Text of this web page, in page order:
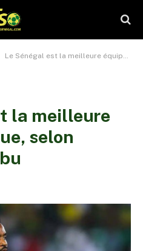
Le Sénégal est la meilleure équipe d’Afrique, selon Cédric Bakambu
la meilleure
selon